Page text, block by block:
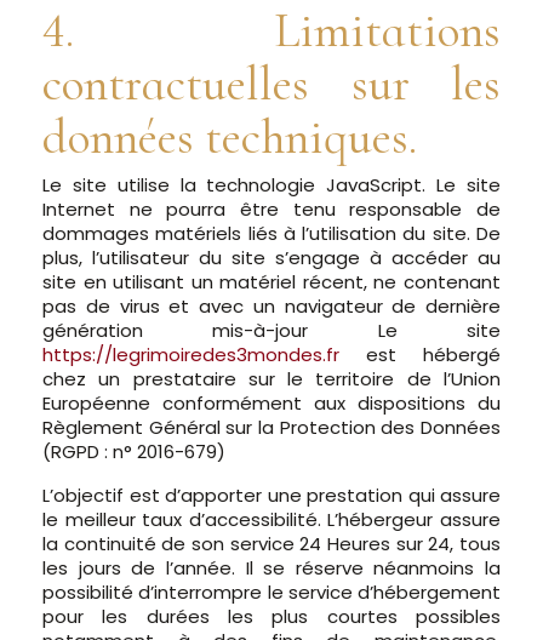
4. Limitations
contractuelles sur les
données techniques.
Le site utilise la technologie JavaScript. Le site
Internet ne pourra être tenu responsable de
dommages matériels liés à l’utilisation du site. De
plus, l’utilisateur du site s’engage à accéder au
site en utilisant un matériel récent, ne contenant
pas de virus et avec un navigateur de dernière
génération mis-à-jour Le site
https://legrimoiredes3mondes.fr est hébergé
chez un prestataire sur le territoire de l’Union
Européenne conformément aux dispositions du
Règlement Général sur la Protection des Données
(RGPD : n° 2016-679)
L’objectif est d’apporter une prestation qui assure
le meilleur taux d’accessibilité. L’hébergeur assure
la continuité de son service 24 Heures sur 24, tous
les jours de l’année. Il se réserve néanmoins la
possibilité d’interrompre le service d’hébergement
pour les durées les plus courtes possibles